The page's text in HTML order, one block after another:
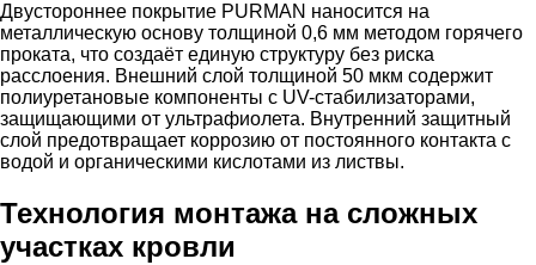
Двустороннее покрытие PURMAN наносится на
металлическую основу толщиной 0,6 мм методом горячего
проката, что создаёт единую структуру без риска
расслоения. Внешний слой толщиной 50 мкм содержит
полиуретановые компоненты с UV-стабилизаторами,
защищающими от ультрафиолета. Внутренний защитный
слой предотвращает коррозию от постоянного контакта с
водой и органическими кислотами из листвы.
Технология монтажа на сложных
участках кровли